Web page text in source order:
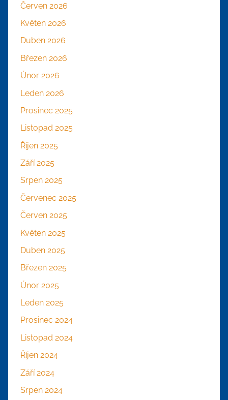
Červen 2026
Květen 2026
Duben 2026
Březen 2026
Únor 2026
Leden 2026
Prosinec 2025
Listopad 2025
Říjen 2025
Září 2025
Srpen 2025
Červenec 2025
Červen 2025
Květen 2025
Duben 2025
Březen 2025
Únor 2025
Leden 2025
Prosinec 2024
Listopad 2024
Říjen 2024
Září 2024
Srpen 2024